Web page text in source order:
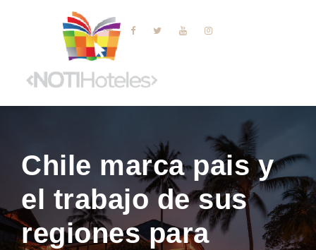
Chile marca pais y
el trabajo de sus
regiones para